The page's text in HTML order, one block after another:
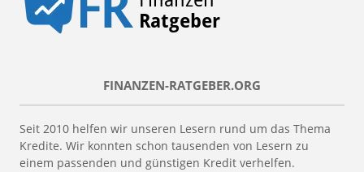
FINANZEN-RATGEBER.ORG
Seit 2010 helfen wir unseren Lesern rund um das Thema
Kredite. Wir konnten schon tausenden von Lesern zu
einem passenden und günstigen Kredit verhelfen.